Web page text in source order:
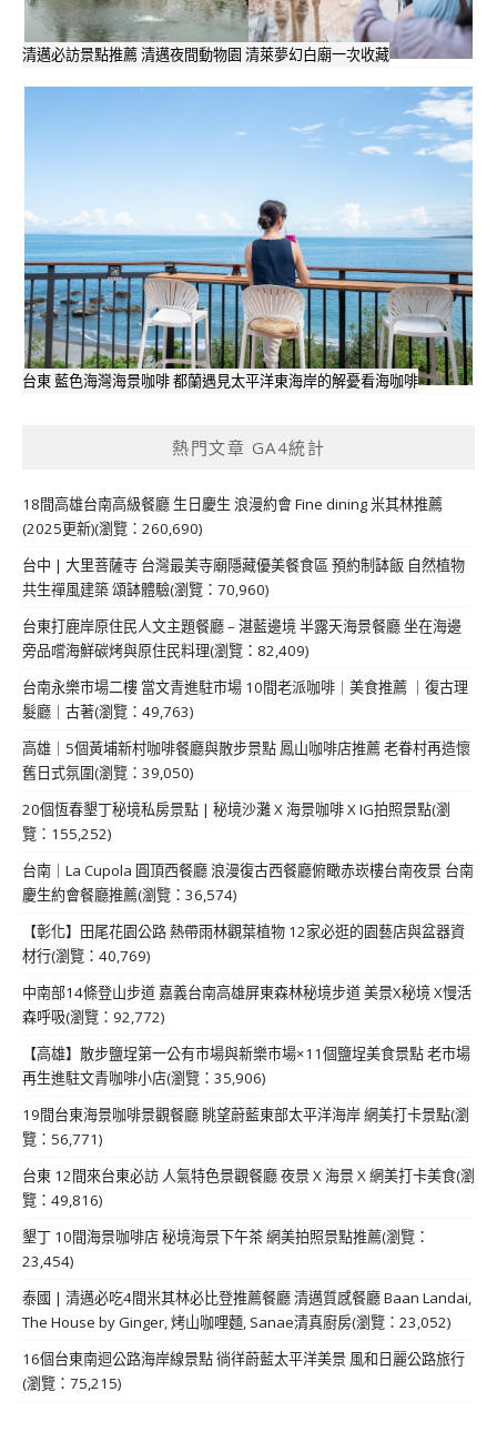
清邁必訪景點推薦 清邁夜間動物園 清萊夢幻白廟一次收藏
台東 藍色海灣海景咖啡 都蘭遇見太平洋東海岸的解憂看海咖啡
熱門文章 GA4統計
18間高雄台南高級餐廳 生日慶生 浪漫約會 Fine dining 米其林推薦
(2025更新)(瀏覽：260,690)
台中 | 大里菩薩寺 台灣最美寺廟隱藏優美餐食區 預約制缽飯 自然植物
共生禪風建築 頌缽體驗(瀏覽：70,960)
台東打鹿岸原住民人文主題餐廳 – 湛藍邊境 半露天海景餐廳 坐在海邊
旁品嚐海鮮碳烤與原住民料理(瀏覽：82,409)
台南永樂市場二樓 當文青進駐市場 10間老派咖啡｜美食推薦 ｜復古理
髮廳｜古著(瀏覽：49,763)
高雄｜5個黃埔新村咖啡餐廳與散步景點 鳳山咖啡店推薦 老眷村再造懷
舊日式氛圍(瀏覽：39,050)
20個恆春墾丁秘境私房景點 | 秘境沙灘 X 海景咖啡 X IG拍照景點(瀏
覽：155,252)
台南｜La Cupola 圓頂西餐廳 浪漫復古西餐廳俯瞰赤崁樓台南夜景 台南
慶生約會餐廳推薦(瀏覽：36,574)
【彰化】田尾花園公路 熱帶雨林觀葉植物 12家必逛的園藝店與盆器資
材行(瀏覽：40,769)
中南部14條登山步道 嘉義台南高雄屏東森林秘境步道 美景X秘境 X慢活
森呼吸(瀏覽：92,772)
【高雄】散步鹽埕第一公有市場與新樂市場×11個鹽埕美食景點 老市場
再生進駐文青咖啡小店(瀏覽：35,906)
19間台東海景咖啡景觀餐廳 眺望蔚藍東部太平洋海岸 網美打卡景點(瀏
覽：56,771)
台東 12間來台東必訪 人氣特色景觀餐廳 夜景 X 海景 X 網美打卡美食(瀏
覽：49,816)
墾丁 10間海景咖啡店 秘境海景下午茶 網美拍照景點推薦(瀏覽：
23,454)
泰國 | 清邁必吃4間米其林必比登推薦餐廳 清邁質感餐廳 Baan Landai,
The House by Ginger, 烤山咖哩麵, Sanae清真廚房(瀏覽：23,052)
16個台東南迴公路海岸線景點 徜徉蔚藍太平洋美景 風和日麗公路旅行
(瀏覽：75,215)